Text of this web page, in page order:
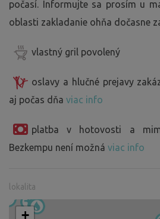
počasí. Informujte sa prosím u
oblasti zakladanie ohňa dočasne
vlastný gril povolený
oslavy a hlučné prejavy
aj počas dňa viac info
platba v hotovosti a
Bezkempu není možná viac info
lokalita
+